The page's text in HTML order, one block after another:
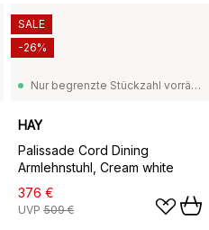
Nur begrenzte Stückzahl vorrätig
HAY
Palissade Cord Dining
Armlehnstuhl, Cream white
376 €
UVP 509 €
SALE
-26%